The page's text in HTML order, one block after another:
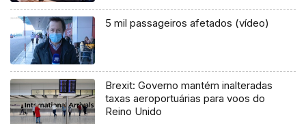
5 mil passageiros afetados (vídeo)
Brexit: Governo mantém inalteradas
taxas aeroportuárias para voos do
Reino Unido